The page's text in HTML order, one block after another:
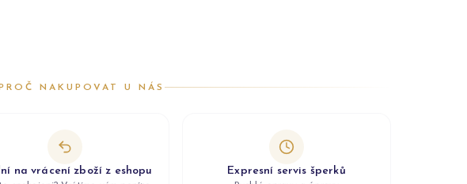
PROČ NAKUPOVAT U NÁS
na vrácení zboží z eshopu Expresní servis šperků